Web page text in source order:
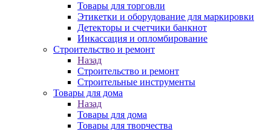
Товары для торговли
Этикетки и оборудование для маркировки
Детекторы и счетчики банкнот
Инкассация и опломбирование
Строительство и ремонт
Назад
Строительство и ремонт
Строительные инструменты
Товары для дома
Назад
Товары для дома
Товары для творчества